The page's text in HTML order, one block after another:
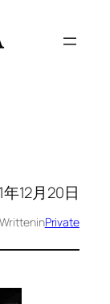
年12月20日
WritteninPrivate